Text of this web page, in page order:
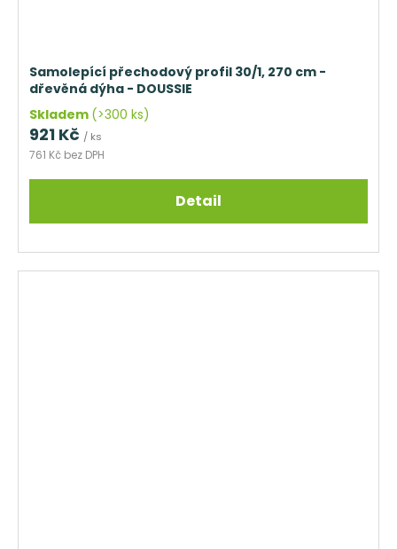
Samolepící přechodový profil 30/1, 270 cm -
dřevěná dýha - DOUSSIE
Skladem (>300 ks)
761 Kč bez DPH
921 Kč / ks
Detail